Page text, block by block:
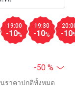
19:00
-10%
19:30
-10% -10
-50 %
ราคาปกติทั้งหมด